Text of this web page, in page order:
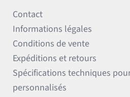
Contact
Informations légales
Conditions de vente
Expéditions et retours
Spécifications techniques
personnalisés